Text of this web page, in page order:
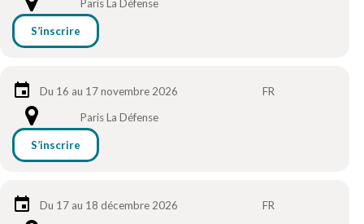
Paris La Défense
S’inscrire
Du 16 au 17 novembre 2026
FR
Paris La Défense
S’inscrire
Du 17 au 18 décembre 2026
FR